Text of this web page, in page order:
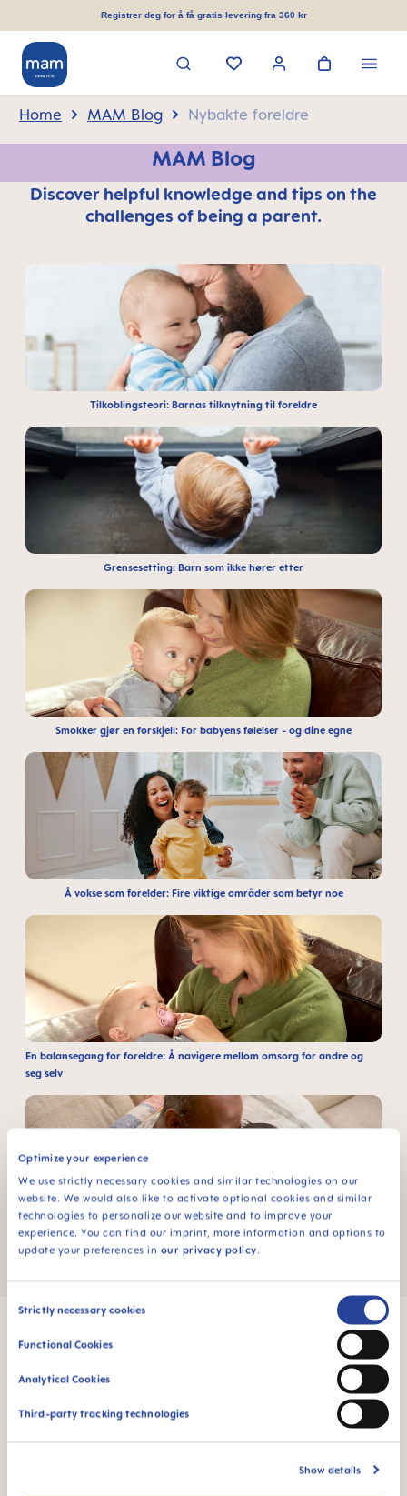
Optimize your experience
We use strictly necessary cookies and similar technologies on our
website. We would also like to activate optional cookies and similar
technologies to personalize our website and to improve your
experience. You can find our imprint, more information and options to
update your preferences in our privacy policy.
Consent
Strictly necessary cookies
Functional Cookies
Analytical Cookies
Third-party tracking technologies
Show details
Registrer deg for å få gratis levering fra 360 kr
Home MAM Blog Nybakte foreldre
MAM Blog
Discover helpful knowledge and tips on the
challenges of being a parent.
Tilkoblingsteori: Barnas tilknytning til foreldre
Grensesetting: Barn som ikke hører etter
Smokker gjør en forskjell: For babyens følelser - og dine egne
Å vokse som forelder: Fire viktige områder som betyr noe
En balansegang for foreldre: Å navigere mellom omsorg for andre og
seg selv
Når et barn blir født, blir også en forelder født: Å navigere gjennom
barnets utvikling og utfordringene ved å bli forelder
MAM Babyartikel GesmbH
Lorenz-Mandl-Gasse 50